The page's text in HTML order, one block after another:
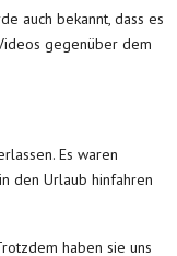
auch bekannt, dass es
gegenüber dem
Es waren
den Urlaub hinfahren
haben sie uns